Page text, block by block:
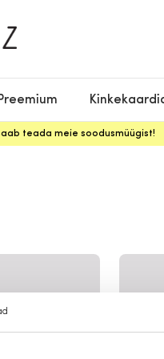
teada meie soodusmüügist!